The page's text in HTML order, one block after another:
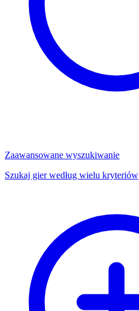
Zaawansowane wyszukiwanie
Szukaj gier według wielu kryteriów